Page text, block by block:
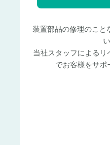
装置部品の修理のこと
い
当社スタッフによる
でお客様をサポ